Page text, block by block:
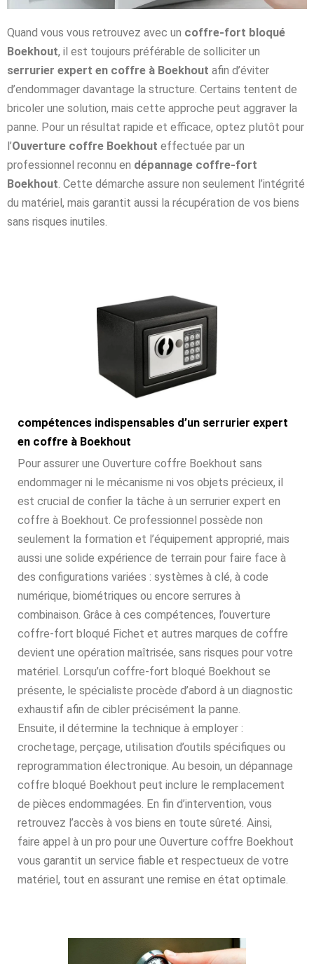
Quand vous vous retrouvez avec un coffre-fort bloqué
Boekhout, il est toujours préférable de solliciter un
serrurier expert en coffre à Boekhout afin d’éviter
d’endommager davantage la structure. Certains tentent de
bricoler une solution, mais cette approche peut aggraver la
panne. Pour un résultat rapide et efficace, optez plutôt pour
l’Ouverture coffre Boekhout effectuée par un
professionnel reconnu en dépannage coffre-fort
Boekhout. Cette démarche assure non seulement l’intégrité
du matériel, mais garantit aussi la récupération de vos biens
sans risques inutiles.
compétences indispensables d’un serrurier expert
en coffre à Boekhout
Pour assurer une Ouverture coffre Boekhout sans
endommager ni le mécanisme ni vos objets précieux, il
est crucial de confier la tâche à un serrurier expert en
coffre à Boekhout. Ce professionnel possède non
seulement la formation et l’équipement approprié, mais
aussi une solide expérience de terrain pour faire face à
des configurations variées : systèmes à clé, à code
numérique, biométriques ou encore serrures à
combinaison. Grâce à ces compétences, l’ouverture
coffre-fort bloqué Fichet et autres marques de coffre
devient une opération maîtrisée, sans risques pour votre
matériel. Lorsqu’un coffre-fort bloqué Boekhout se
présente, le spécialiste procède d’abord à un diagnostic
exhaustif afin de cibler précisément la panne.
Ensuite, il détermine la technique à employer :
crochetage, perçage, utilisation d’outils spécifiques ou
reprogrammation électronique. Au besoin, un dépannage
coffre bloqué Boekhout peut inclure le remplacement
de pièces endommagées. En fin d’intervention, vous
retrouvez l’accès à vos biens en toute sûreté. Ainsi,
faire appel à un pro pour une Ouverture coffre Boekhout
vous garantit un service fiable et respectueux de votre
matériel, tout en assurant une remise en état optimale.